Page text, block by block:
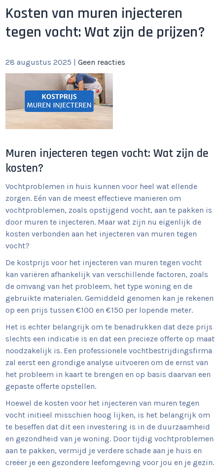
Kosten van muren injecteren
tegen vocht: Wat zijn de prijzen?
28 augustus 2025 |Geen reacties
Muren injecteren tegen vocht: Wat zijn de
kosten?
Vochtproblemen in huis kunnen voor heel wat ellende
zorgen. Eén van de meest effectieve manieren om
vochtproblemen, zoals opstijgend vocht, aan te pakken is
door muren te injecteren. Maar wat zijn nu eigenlijk de
kosten verbonden aan het injecteren van muren tegen
vocht?
De kostprijs voor het injecteren van muren tegen vocht
kan variëren afhankelijk van verschillende factoren, zoals
de omvang van het probleem, het type woning en de
gebruikte materialen. Gemiddeld genomen kan je rekenen
op een prijs tussen €100 en €150 per lopende meter.
Het is echter belangrijk om te benadrukken dat deze prijs
slechts een indicatie is en dat een precieze offerte op maat
noodzakelijk is. Een professionele vochtbestrijdingsfirma
zal eerst een grondige analyse uitvoeren om de ernst van
het probleem in kaart te brengen en op basis daarvan een
gepaste offerte opstellen.
Hoewel de kosten voor het injecteren van muren tegen
vocht initieel misschien hoog lijken, is het belangrijk om
te beseffen dat dit een investering is in de duurzaamheid
en gezondheid van je woning. Door tijdig vochtproblemen
aan te pakken, vermijd je verdere schade aan je huis en
creëer je een gezondere leefomgeving voor jou en je gezin.